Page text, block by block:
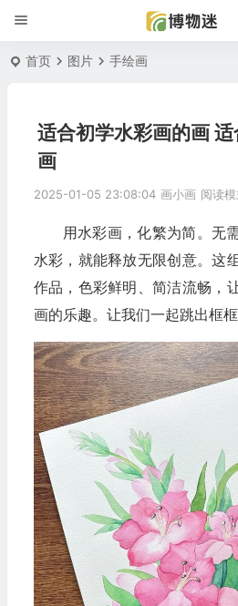
首页 图片 手绘画
适合初学水彩画的画
画
2025-01-05 23:08:04 画小画 阅读
用水彩画，化繁为简。无
水彩，就能释放无限创意。这
作品，色彩鲜明、简洁流畅，
画的乐趣。让我们一起跳出框